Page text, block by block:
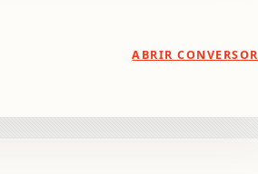
ABRIR CONVERSOR